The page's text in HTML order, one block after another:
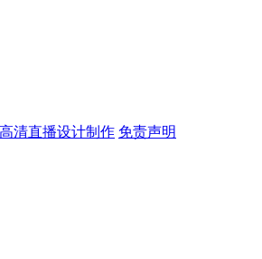
清直播设计制作 免责声明